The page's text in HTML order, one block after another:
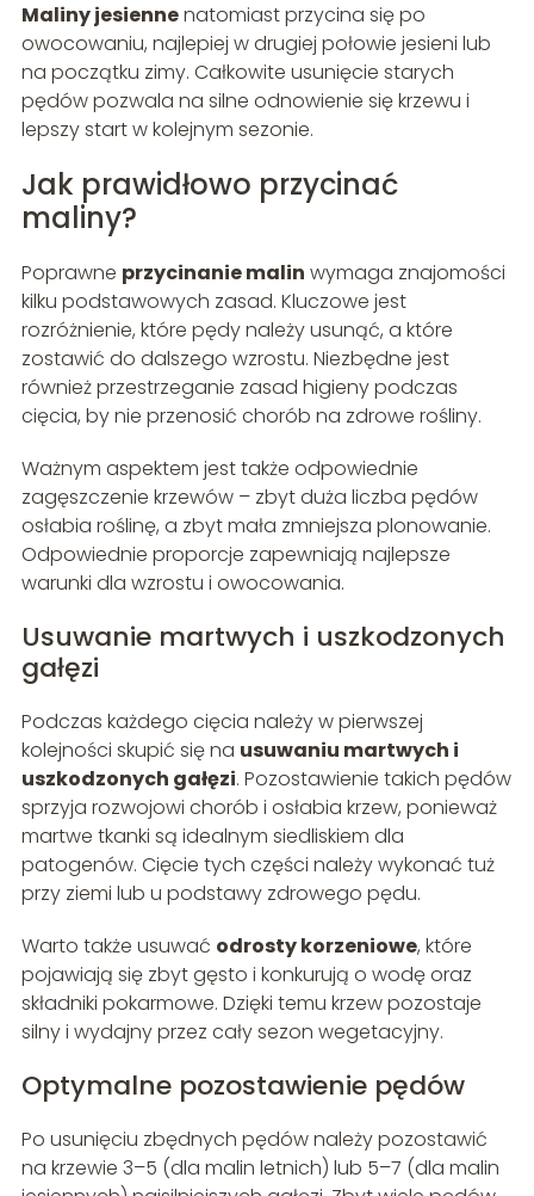
Maliny jesiennenatomiast przycina się po
owocowaniu, najlepiej w drugiej połowie jesieni lub
na początku zimy. Całkowite usunięcie starych
pędów pozwala na silne odnowienie się krzewu i
lepszy start w kolejnym sezonie.
Jak prawidłowo przycinać
maliny?
Poprawne przycinanie malin wymaga znajomości
kilku podstawowych zasad. Kluczowe jest
rozróżnienie, które pędy należy usunąć, a które
zostawić do dalszego wzrostu. Niezbędne jest
również przestrzeganie zasad higieny podczas
cięcia, by nie przenosić chorób na zdrowe rośliny.
Ważnym aspektem jest także odpowiednie
zagęszczenie krzewów – zbyt duża liczba pędów
osłabia roślinę, a zbyt mała zmniejsza plonowanie.
Odpowiednie proporcje zapewniają najlepsze
warunki dla wzrostu i owocowania.
Usuwanie martwych i uszkodzonych
gałęzi
Podczas każdego cięcia należy w pierwszej
kolejności skupić się na usuwaniu martwych i
uszkodzonych gałęzi. Pozostawienie takich pędów
sprzyja rozwojowi chorób i osłabia krzew, ponieważ
martwe tkanki są idealnym siedliskiem dla
patogenów. Cięcie tych części należy wykonać tuż
przy ziemi lub u podstawy zdrowego pędu.
Warto także usuwać odrosty korzeniowe, które
pojawiają się zbyt gęsto i konkurują o wodę oraz
składniki pokarmowe. Dzięki temu krzew pozostaje
silny i wydajny przez cały sezon wegetacyjny.
Optymalne pozostawienie pędów
Po usunięciu zbędnych pędów należy pozostawić
na krzewie 3–5 (dla malin letnich) lub 5–7 (dla malin